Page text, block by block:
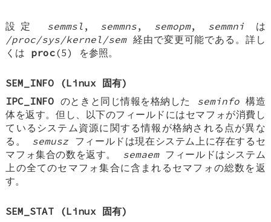
設定 semmsl , semmns, semopm, semmniは
/proc/sys/kernel/sem経由で変更可能である。詳し
くは proc(5) を参照。
SEM_INFO (Linux 固有)
IPC_INFO のときと同じ情報を格納した seminfo構造
体を返す。但し、以下のフィールドにはセマフォが消費し
ているシステム資源に関する情報が格納される点が異な
る。 semuszフィールドは現在システム上に存在するセ
マフォ集合の数を返す。 semaemフィールドはシステム
上の全てのセマフォ集合に含まれるセマフォの総数を返
す。
SEM_STAT (Linux 固有)